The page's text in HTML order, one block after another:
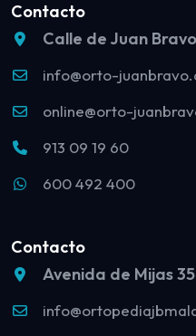
Contacto
Calle de Juan
info@orto-
online@orto-
913 09 19 60
600 492 400
Contacto
Avenida de Mijas